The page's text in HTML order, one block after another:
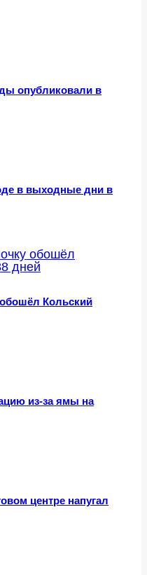
опубликовали в
в выходные дни в
Кольский
из-за ямы на
центре напугал